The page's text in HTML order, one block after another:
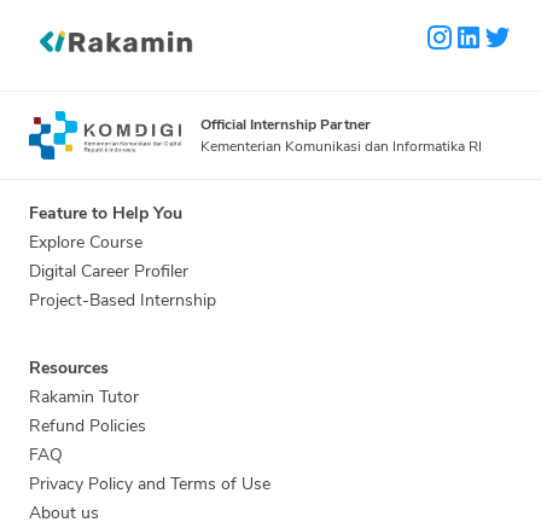
Official Internship Partner
Kementerian Komunikasi dan Informatika RI
Feature to Help You
Explore Course
Digital Career Profiler
Project-Based Internship
Resources
Rakamin Tutor
Refund Policies
FAQ
Privacy Policy and Terms of Use
About us